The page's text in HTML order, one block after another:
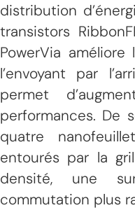
distribution
transistors
PowerVia
l’envoyant par
permet
performances. De
quatre
entourés par la
densité, une
commutation plus